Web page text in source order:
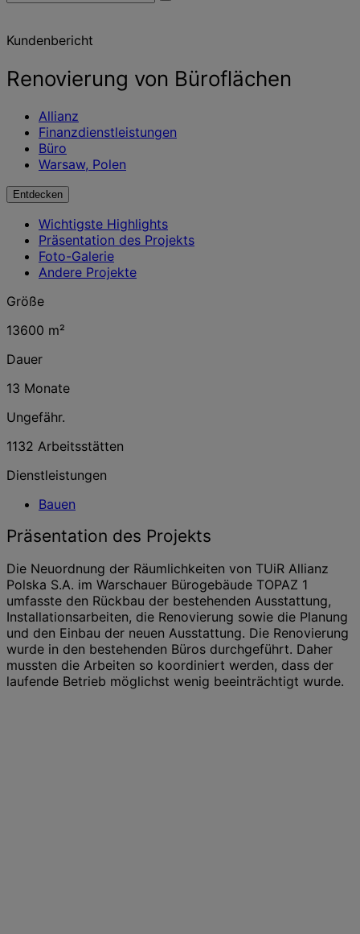
Orten,
und
Erkenntnissen
Kundenbericht
Renovierung von Büroflächen
Allianz
Finanzdienstleistungen
Büro
Warsaw, Polen
Entdecken
Wichtigste Highlights
Präsentation des Projekts
Foto-Galerie
Andere Projekte
Größe
13600 m²
Dauer
13 Monate
Ungefähr.
1132 Arbeitsstätten
Dienstleistungen
Bauen
Präsentation des Projekts
Die Neuordnung der Räumlichkeiten von TUiR Allianz
Polska S.A. im Warschauer Bürogebäude TOPAZ 1
umfasste den Rückbau der bestehenden Ausstattung,
Installationsarbeiten, die Renovierung sowie die Planung
und den Einbau der neuen Ausstattung. Die Renovierung
wurde in den bestehenden Büros durchgeführt. Daher
mussten die Arbeiten so koordiniert werden, dass der
laufende Betrieb möglichst wenig beeinträchtigt wurde.